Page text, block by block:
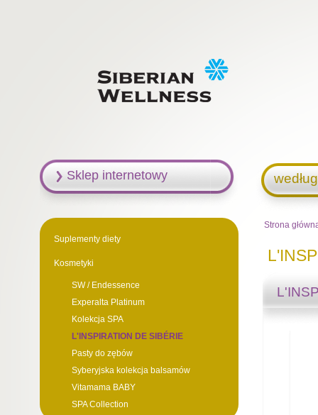
Strona
Sklep internetowy
Suplementy diety
Kosmetyki
SW / Endessence
Experalta Platinum
Kolekcja SPA
L'INSPIRATION DE SIBÉRIE
Pasty do zębów
Syberyjska kolekcja balsamów
Vitamama BABY
SPA Collection